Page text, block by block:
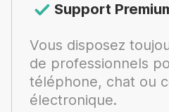
Support
Vous disposez
de professionnels
téléphone, chat ou
électronique.